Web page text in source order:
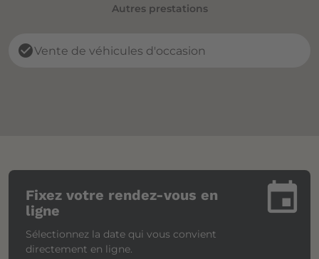
Autres prestations
check_circleVente de véhicules d'occasion
insert_invitation
Fixez votre rendez-vous en
ligne
Sélectionnez la date qui vous convient
directement en ligne.